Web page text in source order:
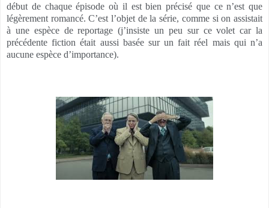
début de chaque épisode où il est bien précisé que ce n’est que
légèrement romancé. C’est l’objet de la série, comme si on assistait
à une espèce de reportage (j’insiste un peu sur ce volet car la
précédente fiction était aussi basée sur un fait réel mais qui n’a
aucune espèce d’importance).